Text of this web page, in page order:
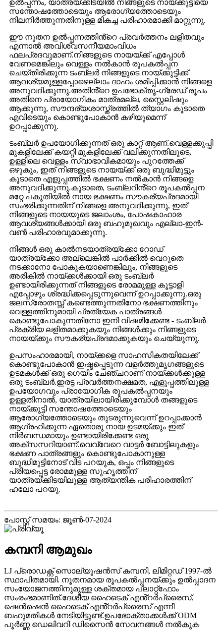
ഉൽപ്പന്നം, യാത്രയ്ക്കിടയിൽ നിങ്ങളുടെ നായ്ക്കുട്ടിയെ
സന്തോഷത്തോടെയും ആരോഗ്യത്തോടെയും
നിലനിർത്തുന്നതിനുള്ള മികച്ച പരിഹാരമാക്കി മാറ്റുന്നു.
ഈ നൂതന ഉൽപ്പന്നത്തിൻ്റെ പ്രവർത്തനം ലളിതവും
എന്നാൽ അവിശ്വസനീയമാംവിധം
ഫലപ്രദവുമാണ്.നിങ്ങളുടെ നായയ്ക്ക് എപ്പോൾ
വേണമെങ്കിലും വെള്ളം നൽകാൻ രൂപകൽപ്പന
ചെയ്‌തിരിക്കുന്ന ടംബ്ലർ നിങ്ങളുടെ നായ്ക്കുട്ടിക്ക്
ആവശ്യമുള്ളപ്പോഴെല്ലാം ദാഹം ശമിപ്പിക്കാൻ നിങ്ങളെ
അനുവദിക്കുന്നു.അതിൻ്റെ ഉപഭോക്തൃ-ഗ്രേഡ് രൂപം
അതിനെ പ്രായോഗികം മാത്രമല്ല, സ്റ്റൈലിഷും
ആക്കുന്നു, സൗന്ദര്യശാസ്ത്രത്തിൽ ത്യാഗം കൂടാതെ
എവിടെയും കൊണ്ടുപോകാൻ കഴിയുമെന്ന്
ഉറപ്പാക്കുന്നു.
ടംബ്ലർ ഉപയോഗിക്കുന്നത് ഒരു കാറ്റ് ആണ്.വെള്ളക്കുപ്പി
മുകളിലേക്ക് കയറ്റി മുകളിലേക്ക് വലിക്കുന്നതിലൂടെ,
ഉള്ളിലെ വെള്ളം സ്വാഭാവികമായും പുറത്തേക്ക്
ഒഴുകും, ഇത് നിങ്ങളുടെ നായയ്ക്ക് ഒരു ബുദ്ധിമുട്ടും
കൂടാതെ എളുപ്പത്തിൽ ഭക്ഷണം നൽകാൻ നിങ്ങളെ
അനുവദിക്കുന്നു.കൂടാതെ, ടംബ്ലറിൻ്റെ രൂപകൽപ്പന
മറ്റേ പകുതിയിൽ നായ ഭക്ഷണം സൗകര്യപ്രദമായി
സംഭരിക്കുന്നതിന് നിങ്ങളെ അനുവദിക്കുന്നു, ഇത്
നിങ്ങളുടെ നായയുടെ ജലാംശം, പോഷകാഹാര
ആവശ്യങ്ങൾക്കായി ഒരു ബഹുമുഖവും എല്ലാ-ഇൻ-
വൺ പരിഹാരവുമാക്കുന്നു.
നിങ്ങൾ ഒരു കാൽനടയാത്രയ്‌ക്കോ റോഡ്
യാത്രയ്‌ക്കോ അല്ലെങ്കിൽ പാർക്കിൽ വെറുതെ
നടക്കാനോ പോകുകയാണെങ്കിലും, നിങ്ങളുടെ
അരികിൽ നായ്ക്കൾക്കായി ഒരു ടംബ്ലർ
ഉണ്ടായിരിക്കുന്നത് നിങ്ങളുടെ രോമമുള്ള കൂട്ടാളി
എപ്പോഴും ശ്രദ്ധിക്കപ്പെടുന്നുവെന്ന് ഉറപ്പാക്കുന്നു.ഒരു
ജലസ്രോതസ്സ് കണ്ടെത്തുന്നതിനോ ഭക്ഷണത്തിനും
വെള്ളത്തിനുമായി പ്രത്യേക പാത്രങ്ങൾ
കൊണ്ടുപോകുന്നതിനോ ഇനി വിഷമിക്കേണ്ട - ടംബ്ലർ
പ്രക്രിയ ലളിതമാക്കുകയും നിങ്ങൾക്കും നിങ്ങളുടെ
നായയ്ക്കും സൗകര്യപ്രദമാക്കുകയും ചെയ്യുന്നു.
ഉപസംഹാരമായി, നായ്ക്കളെ സാഹസികതയിലേക്ക്
കൊണ്ടുപോകാൻ ഇഷ്ടപ്പെടുന്ന വളർത്തുമൃഗങ്ങളുടെ
ഉടമകൾക്ക് ഒരു ഗെയിം ചേഞ്ചറാണ് നായ്ക്കൾക്കുള്ള
ഒരു ടംബ്ലർ.ഇരട്ട പ്രവർത്തനക്ഷമത, എളുപ്പത്തിലുള്ള
ഉപയോഗവും പ്രായോഗിക രൂപകൽപ്പനയും
ഉള്ളതിനാൽ, യാത്രയിലായിരിക്കുമ്പോൾ തങ്ങളുടെ
നായ്ക്കുട്ടി സന്തോഷത്തോടെയും
ആരോഗ്യത്തോടെയും തുടരുന്നുവെന്ന് ഉറപ്പാക്കാൻ
ആഗ്രഹിക്കുന്ന ഏതൊരു നായ ഉടമയ്ക്കും ഇത്
നിർബന്ധമായും ഉണ്ടായിരിക്കേണ്ട ഒരു
അക്സസറിയാണ്.വെവ്വേറെ വാട്ടർ ബോട്ടിലുകളും
ഭക്ഷണ പാത്രങ്ങളും കൊണ്ടുപോകാനുള്ള
ബുദ്ധിമുട്ടിനോട് വിട പറയുക, ഒപ്പം നിങ്ങളുടെ
പ്രിയപ്പെട്ട രോമമുള്ള സുഹൃത്തിന്
യാത്രയ്ക്കിടയിലുള്ള ആത്യന്തിക പരിഹാരത്തിന്
ഹലോ പറയൂ.
പോസ്റ്റ് സമയം: ജൂൺ-07-2024
കമ്പനി ആമുഖം
LJ പ്രൊഡക്റ്റ് സൊല്യൂഷൻസ് കമ്പനി, ലിമിറ്റഡ് 1997-ൽ
സ്ഥാപിതമായി. നൂതനമായ രൂപകൽപ്പനയ്ക്കും ഉൽപ്പാദന
സംയോജനത്തിനുമുള്ള ശക്തമായ പ്ലാറ്റ്ഫോം
സംരംഭമാണിത്.ദേശീയ ഹൈടെക് എൻ്റർപ്രൈസ്,
ഷെൻഷെൻ ഹൈടെക് എൻ്റർപ്രൈസ് എന്നീ
ബഹുമതികൾ നേടിയിട്ടുണ്ട്.ഉപഭോക്താക്കൾക്ക് ODM
പൂർണ്ണ ഡെലിവറി ഡിസൈൻ സേവനങ്ങൾ നൽകുക